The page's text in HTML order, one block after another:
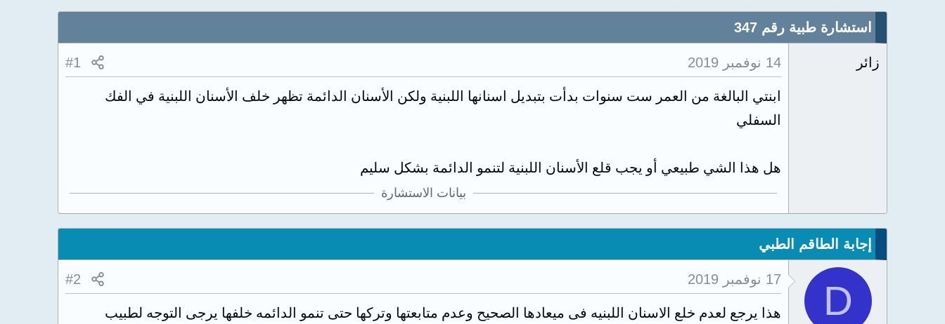
استشارة طبية رقم 347
زائر 14 نوفمبر 2019 #1
ابنتي البالغة من العمر ست سنوات بدأت بتبديل اسنانها اللبنية ولكن الأسنان الدائمة تظهر خلف الأسنان اللبنية في الفك
السفلي
هل هذا الشي طبيعي أو يجب قلع الأسنان اللبنية لتنمو الدائمة بشكل سليم
بيانات الاستشارة
إجابة الطاقم الطبي
D 17 نوفمبر 2019 #2
هذا يرجع لعدم خلع الاسنان اللبنيه فى ميعادها الصحيح وعدم متابعتها وتركها حتى تنمو الدائمه خلفها يرجى التوجه لطبيب